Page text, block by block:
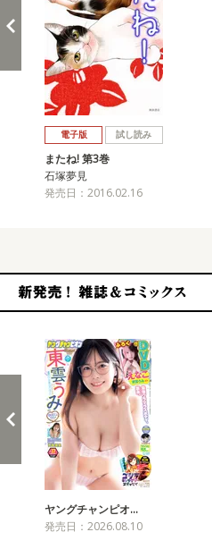
電子版 試し読み
またね! 第3巻
石塚夢見
発売日：2016.02.16
ヤングチャンピオ…
発売日：2026.08.10